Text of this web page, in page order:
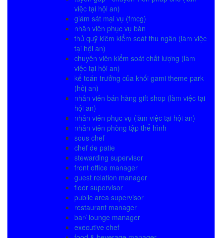
việc tại hội an)
giám sát mại vụ (fmcg)
nhân viên phục vụ bàn
thủ quỹ kiêm kiểm soát thu ngân (làm việc
tại hội an)
chuyên viên kiểm soát chất lượng (làm
việc tại hội an)
kế toán trưởng của khối gami theme park
(hôị an)
nhân viên bán hàng gift shop (làm việc tại
hội an)
nhân viên phục vụ (làm việc tại hội an)
nhân viên phòng tập thể hình
sous chef
chef de patie
stewarding supervisor
front office manager
guest relation manager
floor supervisor
public area supervisor
restaurant manager
bar/ lounge manager
executive chef